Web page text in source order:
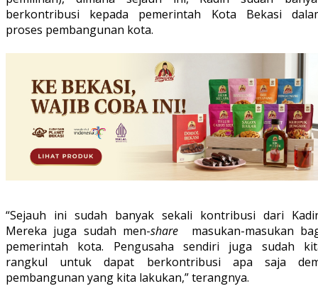
berkontribusi kepada pemerintah Kota Bekasi
proses pembangunan kota.
“Sejauh ini sudah banyak sekali kontribusi dari
Mereka juga sudah men-share masukan-masukan
pemerintah kota. Pengusaha sendiri juga sudah
rangkul untuk dapat berkontribusi apa saja
pembangunan yang kita lakukan,” terangnya.